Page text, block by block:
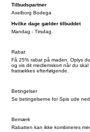
Tilbudspartner
Axelborg Bodega
Hvilke dage gælder tilbuddet
Mandag - Tirsdag.
Rabat
Få 25% rabat på maden. Oplys
og vis dit medlemskort når du
fratrækkes efterfølgende.
Betingelser
Se betingelserne for Spis ude
Bemærk
Rabatten kan ikke kombineres